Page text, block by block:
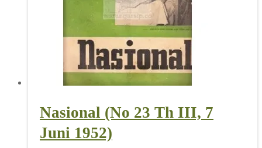
Nasional (No 23 Th III, 7
Juni 1952)